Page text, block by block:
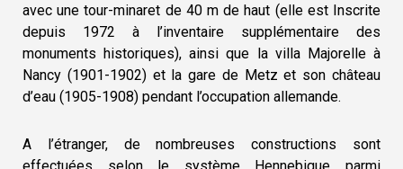
avec une tour-minaret de 40 m de haut (elle est Inscrite
depuis 1972 à l’inventaire supplémentaire des
monuments historiques), ainsi que la villa Majorelle à
Nancy (1901-1902) et la gare de Metz et son château
d’eau (1905-1908) pendant l’occupation allemande.
A l’étranger, de nombreuses constructions sont